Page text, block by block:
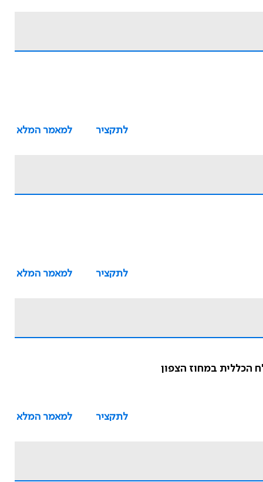
לתקציר למאמר המלא
לתקציר למאמר המלא
הכללית במחוז הצפון
לתקציר למאמר המלא